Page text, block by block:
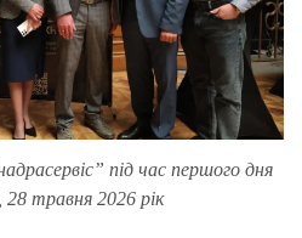
під час першого дня
28 травня 2026 рік